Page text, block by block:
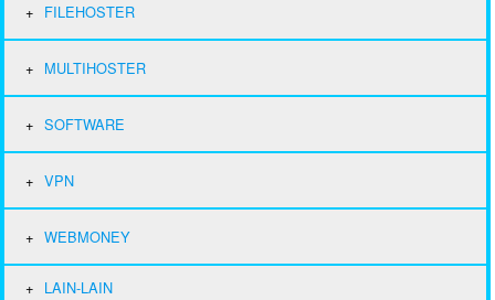
FILEHOSTER
MULTIHOSTER
SOFTWARE
VPN
WEBMONEY
LAIN-LAIN